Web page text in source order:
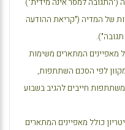
("התגובה למסר אינה מידית")
של המדיה ("קריאת ההודעה
מאפיינים המתארים משימות
לפי הסכם השתתפות,
חייבים להגיב בשבוע
כולל מאפיינים המתארים